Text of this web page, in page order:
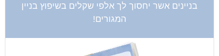
בניינים אשר יחסוך לך אלפי שקלים בשיפוץ בניין
המגורים!